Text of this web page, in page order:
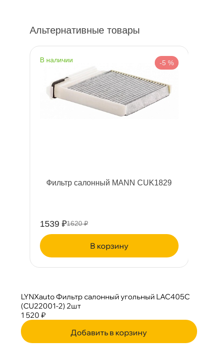
Альтернативные товары
наличии -5 %
Фильтр салонный MANN CUK1829
1539 ₽1620 ₽
корзину
LYNXauto Фильтр салонный угольный LAC405С
(CU22001-2) 2шт
1 520 ₽
Добавить в корзину